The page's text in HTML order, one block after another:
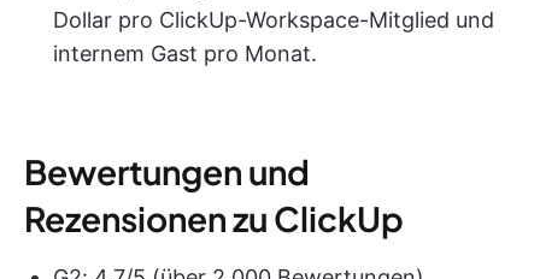
Dollar pro ClickUp-Workspace-Mitglied und
internem Gast pro Monat.
Bewertungen und
Rezensionen zu ClickUp